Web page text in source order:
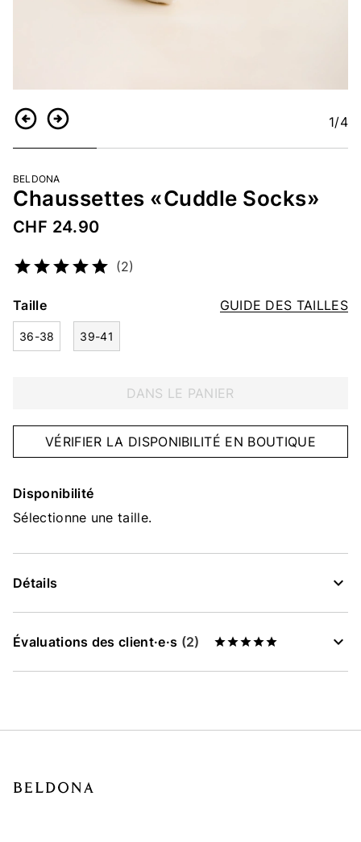
RetourContinuer 1/4
BELDONA
Chaussettes «Cuddle Socks»
CHF 24.90
(2)
GUIDE DES TAILLES
Taille
36-38 39-41
DANS LE PANIER
VÉRIFIER LA DISPONIBILITÉ EN BOUTIQUE
Disponibilité
Sélectionne une taille.
Détails
Évaluations des client·e·s (2)